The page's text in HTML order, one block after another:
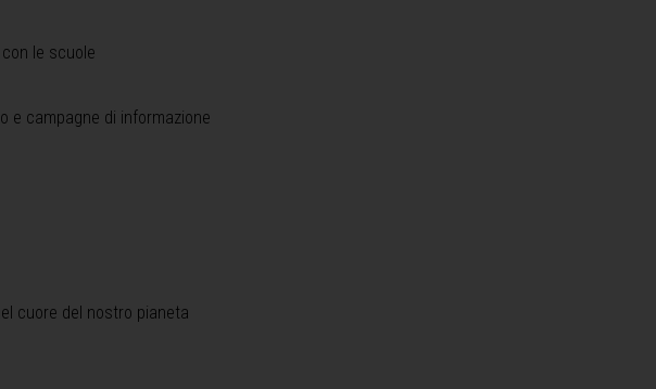
le scuole
e campagne di informazione
cuore del nostro pianeta